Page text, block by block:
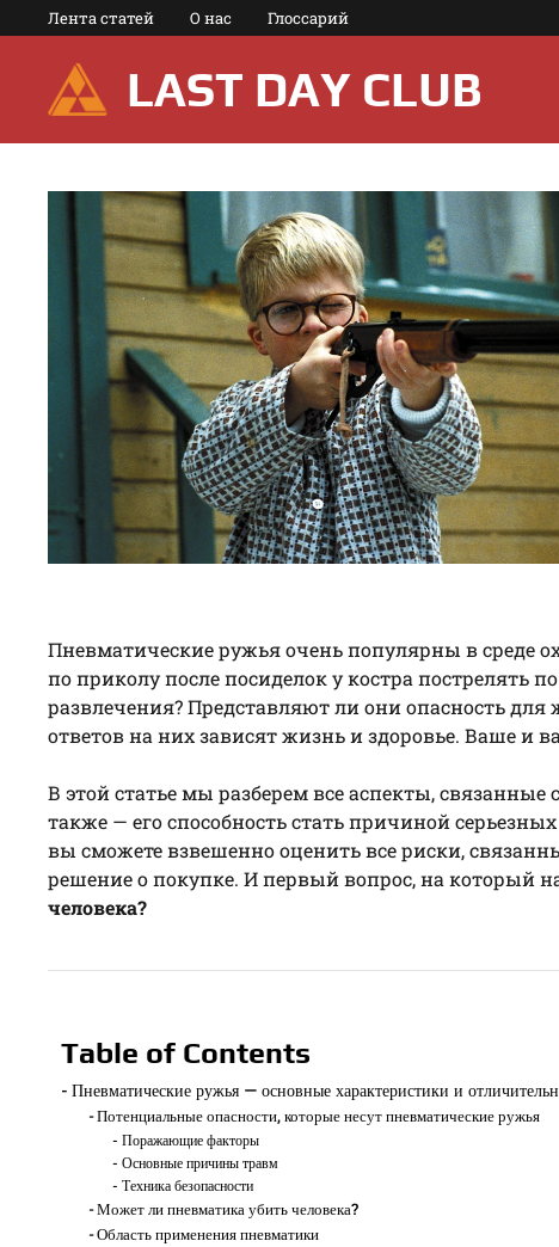
Перейти
к
содержимому
Лента статей О нас Глоссарий
LAST DAY CLUB
Пневматические ружья очень популярны в среде
по приколу после посиделок у костра пострелять
развлечения? Представляют ли они опасность
ответов на них зависят жизнь и здоровье. Ваше и
В этой статье мы разберем все аспекты,
также — его способность стать причиной
вы сможете взвешенно оценить все риски,
решение о покупке. И первый вопрос, на который
человека?
Table of Contents
Пневматические ружья — основные характеристики и
Потенциальные опасности, которые несут пневматические ружья
Поражающие факторы
Основные причины травм
Техника безопасности
Может ли пневматика убить человека?
Область применения пневматики